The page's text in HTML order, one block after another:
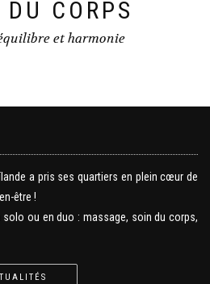
CORPS
et harmonie
a pris ses quartiers en plein cœur de
être !
ou en duo : massage, soin du corps,